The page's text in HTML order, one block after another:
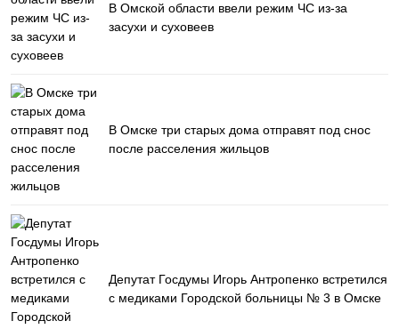
В Омской области ввели режим ЧС из-за
засухи и суховеев
В Омске три старых дома отправят под снос
после расселения жильцов
Депутат Госдумы Игорь Антропенко встретился
с медиками Городской больницы № 3 в Омске